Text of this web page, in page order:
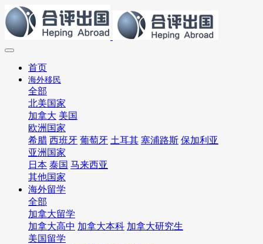
首页
海外移民
全部
北美国家
加拿大 美国
欧洲国家
希腊 西班牙 葡萄牙 土耳其 塞浦路斯 保加利亚
亚洲国家
日本 泰国 马来西亚
其他国家
海外留学
全部
加拿大留学
加拿大高中 加拿大本科 加拿大研究生
美国留学